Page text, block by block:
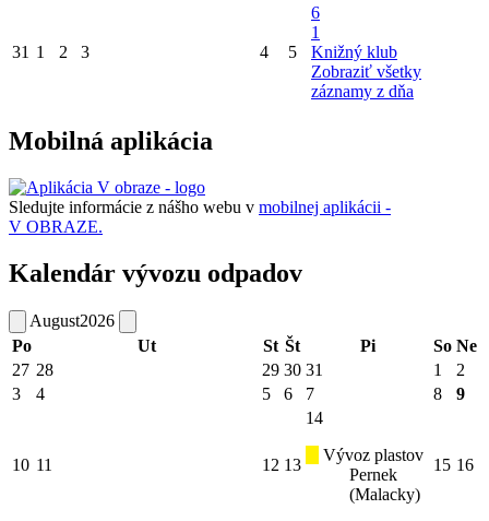
31 1 2 3 4 5
6
1
Knižný klub
Zobraziť všetky
záznamy z dňa
Mobilná aplikácia
Sledujte informácie z nášho webu v mobilnej aplikácii -
V OBRAZE.
Kalendár vývozu odpadov
August2026
Po
Ut St Št Pi So Ne
27 28 29 30 31 1
2
3
4 5 6 7 8 9
10 11 12 13
14
Vývoz plastov
Pernek
(Malacky)
15 16